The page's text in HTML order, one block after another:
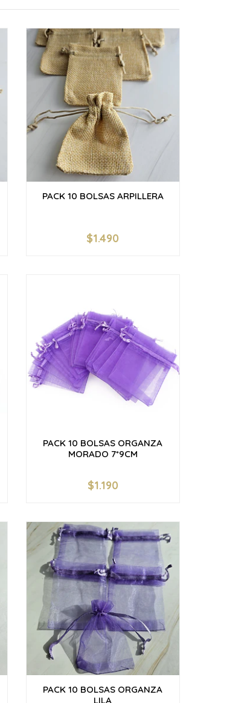
PACK 10 BOLSAS ARPILLERA
+
$1.490
PACK 10 BOLSAS ORGANZA
MORADO 7*9CM
+
$1.190
PACK 10 BOLSAS ORGANZA
LILA